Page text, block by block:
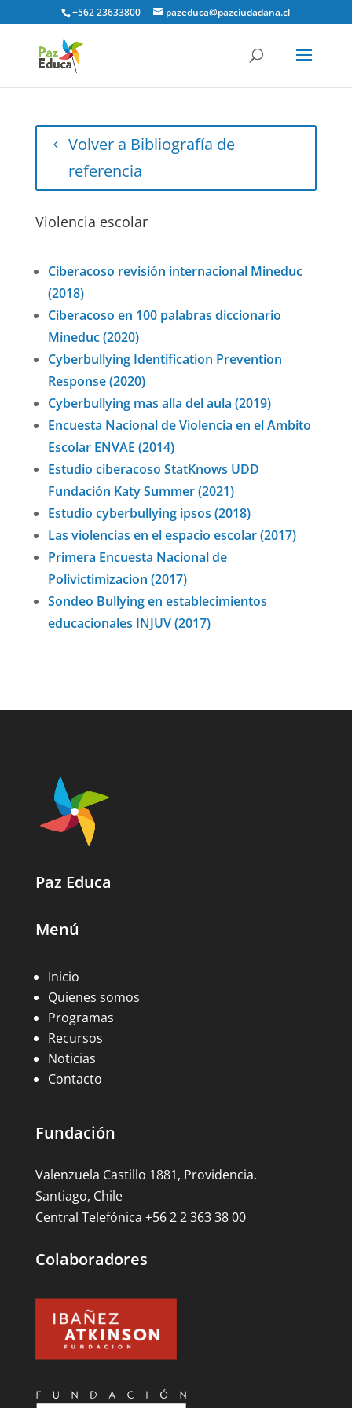
+562 23633800 pazeduca@pazciudadana.cl
Volver a Bibliografía de
referencia
Violencia escolar
Ciberacoso revisión internacional Mineduc
(2018)
Ciberacoso en 100 palabras diccionario
Mineduc (2020)
Cyberbullying Identification Prevention
Response (2020)
Cyberbullying mas alla del aula (2019)
Encuesta Nacional de Violencia en el Ambito
Escolar ENVAE (2014)
Estudio ciberacoso StatKnows UDD
Fundación Katy Summer (2021)
Estudio cyberbullying ipsos (2018)
Las violencias en el espacio escolar (2017)
Primera Encuesta Nacional de
Polivictimizacion (2017)
Sondeo Bullying en establecimientos
educacionales INJUV (2017)
Paz Educa
Menú
Inicio
Quienes somos
Programas
Recursos
Noticias
Contacto
Fundación
Valenzuela Castillo 1881, Providencia.
Santiago, Chile
Central Telefónica +56 2 2 363 38 00
Colaboradores